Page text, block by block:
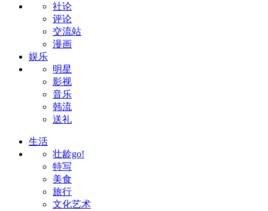
社论
评论
交流站
漫画
娱乐
明星
影视
音乐
韩流
送礼
生活
壮龄go!
特写
美食
旅行
文化艺术